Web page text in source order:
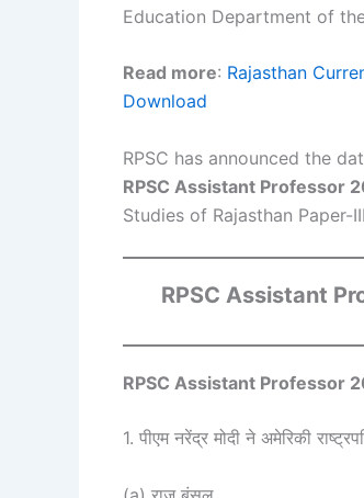
Education Department of
Read more: Rajasthan
Download
RPSC has announced the
RPSC Assistant Professor
Studies of Rajasthan Paper-
RPSC Assistant
RPSC Assistant Professor
1. पीएम नरेंद्र मोदी ने अमेरिकी